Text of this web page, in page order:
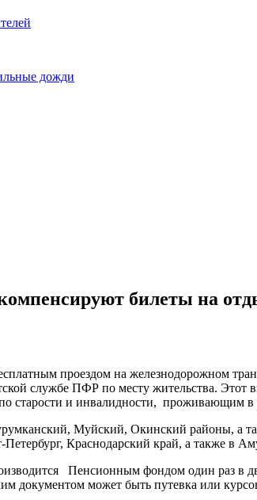
дожди
билеты на
проездом на железнодорожном
службе ПФР по месту жительства. Этот
старости и инвалидности, проживающим
Муйский, Окинский районы, а
Краснодарский край, а также в
Пенсионным фондом один раз в
может быть путевка или